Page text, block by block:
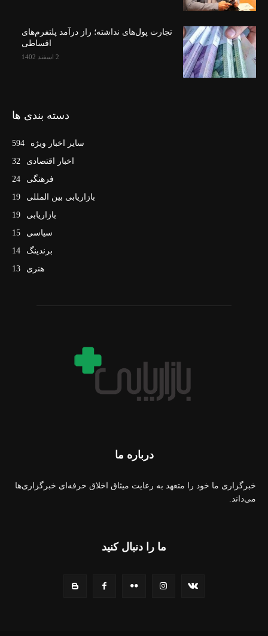
تجارت پول‌های نداشته؛ راز درآمد پلتفرم‌های
اقساطی
2 اسفند 1402
دسته بندی ها
سایر اخبار ویژه
594
اخبار اقتصادی
32
فرهنگی
24
بازاریابی بین المللی
19
بازاریابی
19
سیاسی
15
برندینگ
14
هنری
13
درباره ما
خبرگزاری ما خود را متعهد به رعایت میثاق اخلاق حرفه‌ای خبرگزاری‌ها
می‌داند.
ما را دنبال کنید